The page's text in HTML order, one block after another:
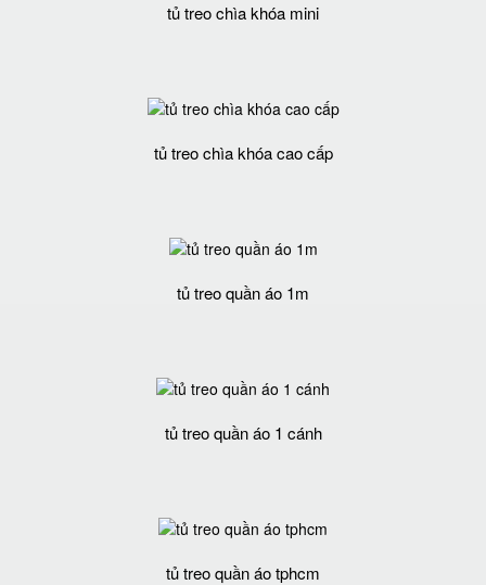
tủ treo chìa khóa mini
tủ treo chìa khóa cao cấp
tủ treo quần áo 1m
tủ treo quần áo 1 cánh
tủ treo quần áo tphcm